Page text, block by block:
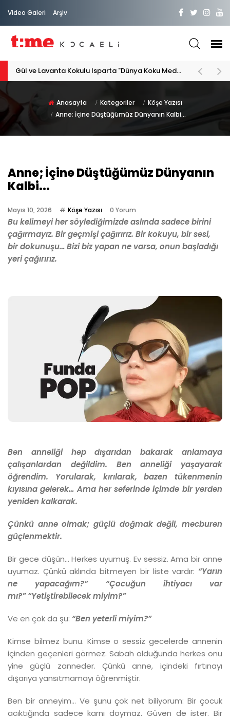
Video Galeri Arşiv
PATİLİ DOSTA HAYATIMIZA "HOŞ GELDİN" DİYORSAK
Anasayfa Kategoriler
Köşe Yazısı
Anne; İçine Düştüğümüz Dünyanın Kalbi...
Anne; İçine Düştüğümüz Dünyanın
Kalbi...
Mayıs 10, 2026 Köşe Yazısı 0 Yorum
Bu kelimeyi her söylediğimizde aslında sadece birini
çağırmayız. Bir geçmişi çağırırız. Bir kokuyu, bir sesi,
bir dokunuşu… Bizi biz yapan ne varsa, onun başladığı
yeri çağırırız.
Ben anneliği hep dışarıdan bakarak anlamaya
çalışanlardan değildim. Ben anneliği yaşayarak
öğrendim. Yorularak, kırılarak, bazen tükenmenin
kıyısına gelerek… Ama her seferinde içimde bir yerden
yeniden kalkarak.
Çünkü anne olmak; güçlü doğmak değil, mecburen
güçlenmektir.
Bir gece düşün… Herkes uyumuş. Ev sessiz. Ama bir anne
uyumaz. Çünkü aklında bitmeyen bir liste vardır: “Yarın
ne yapacağım?” “Çocuğun ihtiyacı var
mı?”“Yetiştirebilecek miyim?”
Ve en çok da şu: “Ben yeterli miyim?”
Kimse bilmez bunu. Kimse o sessiz gecelerde annenin
içinden geçenleri görmez. Sabah olduğunda herkes onu
yine güçlü zanneder. Çünkü anne, içindeki fırtınayı
dışarıya yansıtmamayı öğrenmiştir.
Ben bir anneyim… Ve şunu çok net biliyorum: Bir çocuk
acıktığında sadece karnı doymaz. Güven de ister. Bir